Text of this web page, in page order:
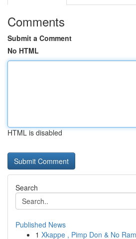
Comments
Submit a Comment
No HTML
HTML is disabled
Search
Published News
1 Xkappe , Pimp Don & No